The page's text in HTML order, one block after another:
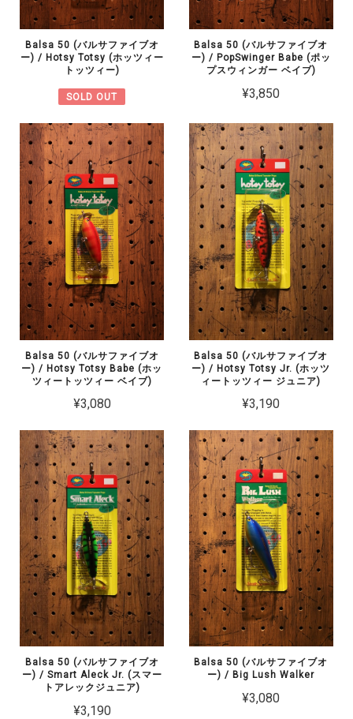
Balsa 50 (バルサファイブオ
ー) / Hotsy Totsy (ホッツィー
トッツィー)
SOLD OUT
Balsa 50 (バルサファイブオ
ー) / PopSwinger Babe (ポッ
プスウィンガー ベイブ)
¥3,850
Balsa 50 (バルサファイブオ
ー) / Hotsy Totsy Babe (ホッ
ツィートッツィー ベイブ)
¥3,080
Balsa 50 (バルサファイブオ
ー) / Hotsy Totsy Jr. (ホッツ
ィートッツィー ジュニア)
¥3,190
Balsa 50 (バルサファイブオ
ー) / Smart Aleck Jr. (スマー
トアレックジュニア)
¥3,190
Balsa 50 (バルサファイブオ
ー) / Big Lush Walker
¥3,080